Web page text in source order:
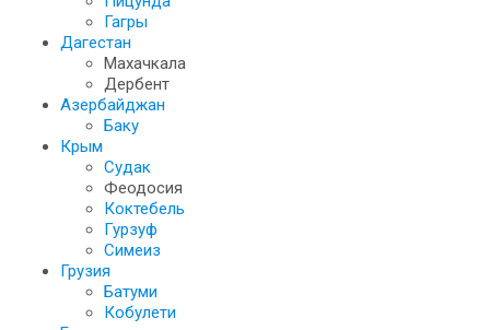
Гагры
Дагестан
Махачкала
Дербент
Азербайджан
Баку
Крым
Судак
Феодосия
Коктебель
Гурзуф
Симеиз
Грузия
Батуми
Кобулети